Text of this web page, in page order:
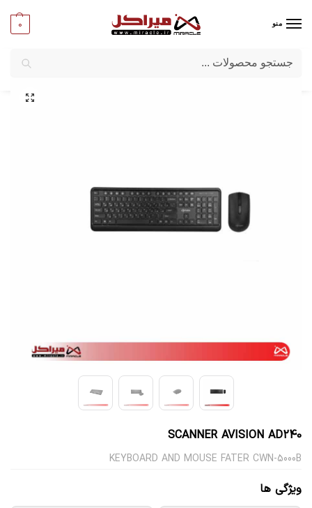
منو 0
میراکل/کامپیوتر/قطعات جانبی
SCANNER AVISION AD240
KEYBOARD AND MOUSE FATER CWN-5000B
ویژگی ها